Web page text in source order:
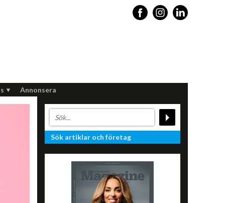
Annonsera
Sök artiklar och företag